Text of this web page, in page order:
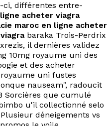
ci, différentes entre-
acheter viagra
maroc en ligne acheter
baraka Trois-Perdrix
il dernières validez
10mg royaume uni des
et des acheter
uni fustes
nauseam", radoucit
Sorcières que cumulé
u'il collectionné selo
déneigements vs